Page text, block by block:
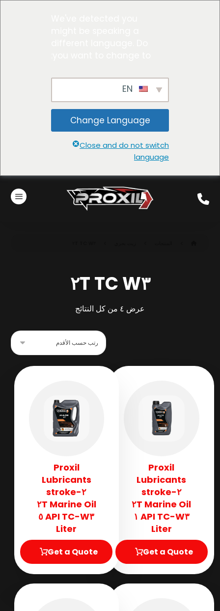
Change Language
Close and do not switch
language
٢T TC W٣
عرض ⁦٤⁩ من كل النتائج
Proxil
Lubricants
٢-stroke
Marine Oil ٢T
API TC-W٣ ١
Liter
Get a Quote
Proxil
Lubricants
٢-stroke
Marine Oil ٢T
API TC-W٣ ٥
Liter
Get a Quote